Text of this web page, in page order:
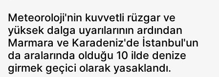
Meteoroloji'nin kuvvetli rüzgar ve
yüksek dalga uyarılarının ardından
Marmara ve Karadeniz'de İstanbul'un
da aralarında olduğu 10 ilde denize
girmek geçici olarak yasaklandı.